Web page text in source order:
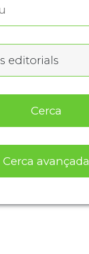
editorials
Cerca
Cerca avançada